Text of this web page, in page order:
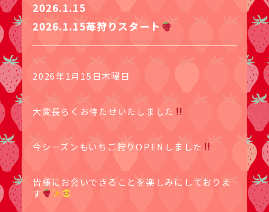
2026.1.15
2026.1.15苺狩りスタート
2026年1月15日木曜日
大変長らくお待たせいたしました
今シーズンもいちご狩りOPENしました
皆様にお会いできることを楽しみにしておりま
す